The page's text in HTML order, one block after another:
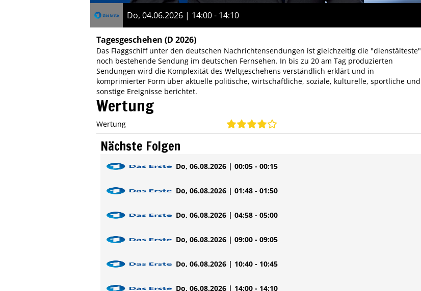
Do, 04.06.2026 | 14:00 - 14:10
Tagesgeschehen (D 2026)
Das Flaggschiff unter den deutschen Nachrichtensendungen ist gleichzeitig die "dienstälteste"
noch bestehende Sendung im deutschen Fernsehen. In bis zu 20 am Tag produzierten
Sendungen wird die Komplexität des Weltgeschehens verständlich erklärt und in
komprimierter Form über aktuelle politische, wirtschaftliche, soziale, kulturelle, sportliche und
sonstige Ereignisse berichtet.
Wertung
Wertung
Nächste Folgen
Do, 06.08.2026 | 00:05 - 00:15
Do, 06.08.2026 | 01:48 - 01:50
Do, 06.08.2026 | 04:58 - 05:00
Do, 06.08.2026 | 09:00 - 09:05
Do, 06.08.2026 | 10:40 - 10:45
Do, 06.08.2026 | 14:00 - 14:10